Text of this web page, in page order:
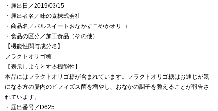
・届出日／2019/03/15
・届出者名／味の素株式会社
・商品名／パルスイートおなかすこやかオリゴ
・食品の区分／加工食品（その他）
【機能性関与成分名】
フラクトオリゴ糖
【表示しようとする機能性】
本品にはフラクトオリゴ糖が含まれています。フラクトオリゴ糖はお通じが気
になる方の腸内のビフィズス菌を増やし、おなかの調子を整えることが報告さ
れています。
・届出番号／D625